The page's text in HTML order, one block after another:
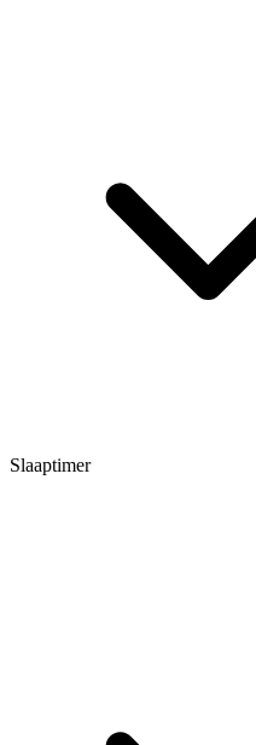
Slaaptimer